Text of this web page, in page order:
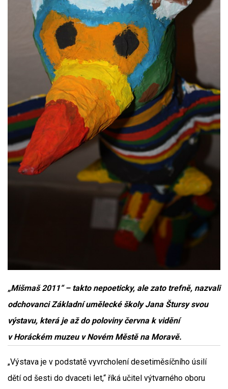
„Mišmaš 2011“ – takto nepoeticky, ale zato trefně, nazvali
odchovanci Základní umělecké školy Jana Štursy svou
výstavu, která je až do poloviny června k vidění
v Horáckém muzeu v Novém Městě na Moravě.
„Výstava je v podstatě vyvrcholení desetiměsíčního úsilí
dětí od šesti do dvaceti let,“ říká učitel výtvarného oboru